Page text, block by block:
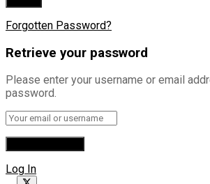
Forgotten Password?
Retrieve your password
Please enter your username or email
password.
Log In